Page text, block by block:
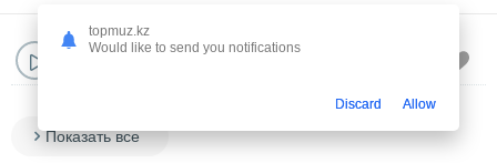
AMAN TOILAT
Показать все
topmuz.kz
Would like to send you notifications
Discard Allow